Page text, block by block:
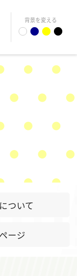
背景を変える
ついて
ージ